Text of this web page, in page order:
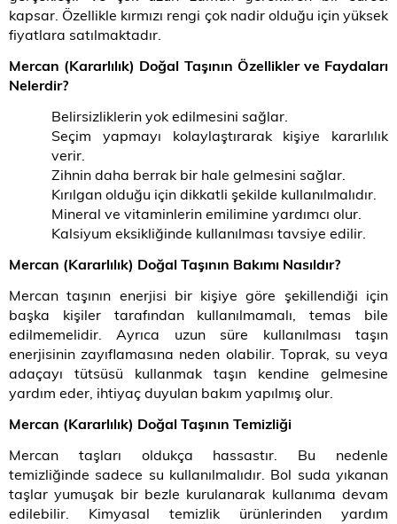
kapsar. Özellikle kırmızı rengi çok nadir olduğu için yüksek
fiyatlara satılmaktadır.
Mercan (Kararlılık) Doğal Taşının Özellikler ve Faydaları
Nelerdir?
Belirsizliklerin yok edilmesini sağlar.
Seçim yapmayı kolaylaştırarak kişiye kararlılık
verir.
Zihnin daha berrak bir hale gelmesini sağlar.
Kırılgan olduğu için dikkatli şekilde kullanılmalıdır.
Mineral ve vitaminlerin emilimine yardımcı olur.
Kalsiyum eksikliğinde kullanılması tavsiye edilir.
Mercan (Kararlılık) Doğal Taşının Bakımı Nasıldır?
Mercan taşının enerjisi bir kişiye göre şekillendiği için
başka kişiler tarafından kullanılmamalı, temas bile
edilmemelidir. Ayrıca uzun süre kullanılması taşın
enerjisinin zayıflamasına neden olabilir. Toprak, su veya
adaçayı tütsüsü kullanmak taşın kendine gelmesine
yardım eder, ihtiyaç duyulan bakım yapılmış olur.
Mercan (Kararlılık) Doğal Taşının Temizliği
Mercan taşları oldukça hassastır. Bu nedenle
temizliğinde sadece su kullanılmalıdır. Bol suda yıkanan
taşlar yumuşak bir bezle kurulanarak kullanıma devam
edilebilir. Kimyasal temizlik ürünlerinden yardım